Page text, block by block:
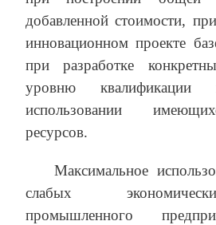
добавленной стоимости,
инновационном проекте
при разработке
уровню квалификации
использовании
ресурсов.
Максимальное
слабых
промышленного